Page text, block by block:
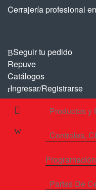
Saltar
Saltar
Cerrajería profesional
Seguir tu pedido
Repuve
Catálogos
Ingresar/Registrarse
Productos y
Controles,
Programación
Partes De